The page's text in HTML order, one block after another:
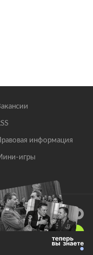
Правовая информация
игры